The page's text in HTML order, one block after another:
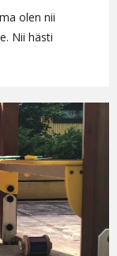
olen nii
Nii hästi